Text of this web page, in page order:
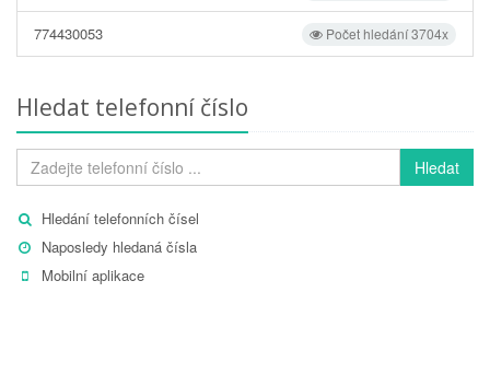
Počet hledání 3704x
774430053
Hledat telefonní číslo
Hledat
Hledání telefonních čísel
Naposledy hledaná čísla
Mobilní aplikace